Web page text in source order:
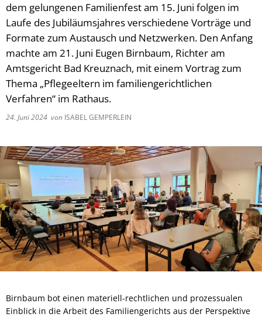
dem gelungenen Familienfest am 15. Juni folgen im
Laufe des Jubiläumsjahres verschiedene Vorträge und
Formate zum Austausch und Netzwerken. Den Anfang
machte am 21. Juni Eugen Birnbaum, Richter am
Amtsgericht Bad Kreuznach, mit einem Vortrag zum
Thema „Pflegeeltern im familiengerichtlichen
Verfahren“ im Rathaus.
24. Juni 2024 von ISABEL GEMPERLEIN
Birnbaum bot einen materiell-rechtlichen und prozessualen
Einblick in die Arbeit des Familiengerichts aus der Perspektive